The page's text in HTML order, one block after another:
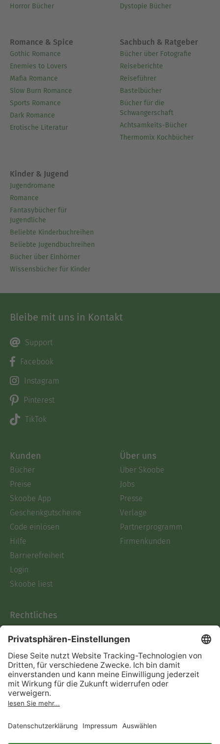
Horror Bücher
Dystopie Bücher
Romance & Spice
Gothic Romance
Enemies to Lovers
Mafia Romance
Slow Burn Romance
Sports Romance
Dark Romance
Erotische Literatur
Sachbuch & Ratgeber
Bücher über Fotografie
Reiseberichte
Reiseführer
Bastelbücher
Bücher für die
Schwangerschaft
Achtsamkeits-Bücher
Thermomix Kochbücher
Kinder & Jugend
Jugendromane
Romance
Fantasybücher für
Jugendliche
Beliebte Kinderbuchreihen
Beliebte Jugendbuchreihen
Bücher über Einhörner
Wissensbücher für Kinder
Bleibe mit uns in Kontakt
Support
Facebook
Instagram
Pinterest
TikTok
Kunden
Bücher
Preise
Skoobe App
Geschenkgutscheine
Code einlösen
Hilfe
Barrierefreiheit
Login
Skoobe liest
Über uns
Über Skoobe
Jobs
Presse
Verlage
Partnerprogramm
Firmenkunden
Rechtliches
AGB
Informationen nach Data
Act
Verträge hier kündigen
Impressum